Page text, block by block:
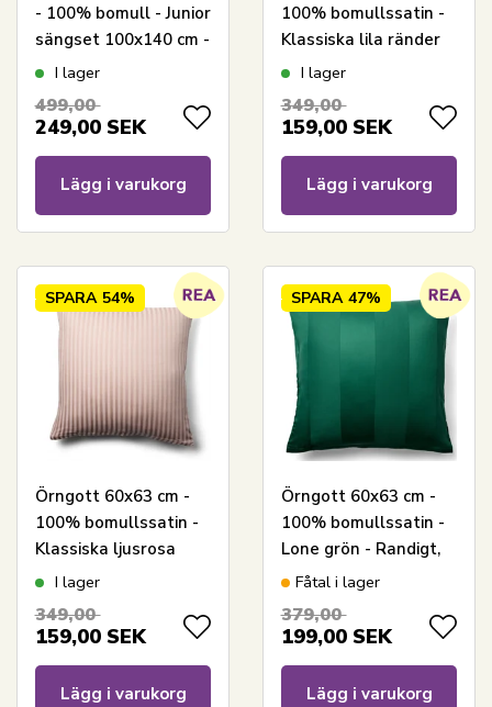
- 100% bomull - Junior
sängset 100x140 cm -
GråI lager
499,00
249,00 SEK
Lägg i varukorg
100% bomullssatin -
Klassiska lila ränder
I lager
349,00
159,00 SEK
Lägg i varukorg
SPARA 54%
Örngott 60x63 cm -
100% bomullssatin -
Klassiska ljusrosa
ränder
I lager
349,00
159,00 SEK
Lägg i varukorg
SPARA 47%
Örngott 60x63 cm -
100% bomullssatin -
Lone grön - Randigt,
jacquardvävt örngott
från By Borg
Fåtal i lager
379,00
199,00 SEK
Lägg i varukorg